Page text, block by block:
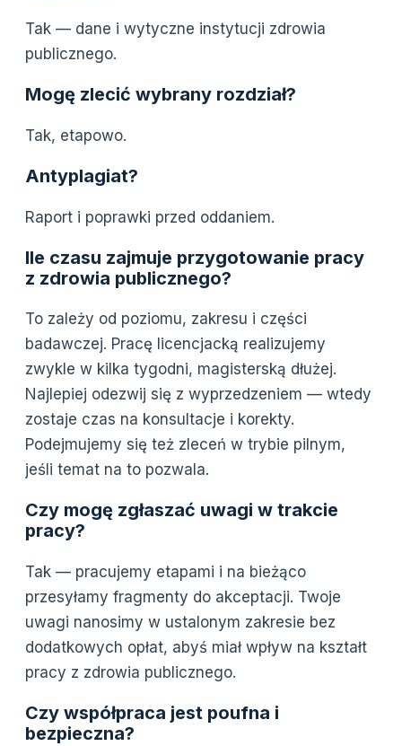
Tak — dane i wytyczne instytucji zdrowia
publicznego.
Mogę zlecić wybrany rozdział?
Tak, etapowo.
Antyplagiat?
Raport i poprawki przed oddaniem.
Ile czasu zajmuje przygotowanie pracy
z zdrowia publicznego?
To zależy od poziomu, zakresu i części
badawczej. Pracę licencjacką realizujemy
zwykle w kilka tygodni, magisterską dłużej.
Najlepiej odezwij się z wyprzedzeniem — wtedy
zostaje czas na konsultacje i korekty.
Podejmujemy się też zleceń w trybie pilnym,
jeśli temat na to pozwala.
Czy mogę zgłaszać uwagi w trakcie
pracy?
Tak — pracujemy etapami i na bieżąco
przesyłamy fragmenty do akceptacji. Twoje
uwagi nanosimy w ustalonym zakresie bez
dodatkowych opłat, abyś miał wpływ na kształt
pracy z zdrowia publicznego.
Czy współpraca jest poufna i
bezpieczna?